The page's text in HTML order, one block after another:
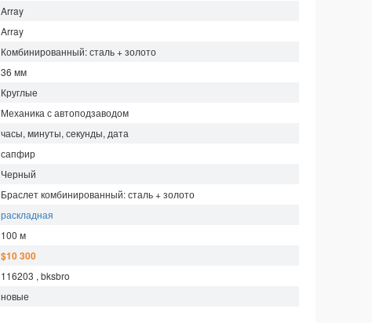
Array
Array
Комбинированный: сталь + золото
36 мм
Круглые
Механика с автоподзаводом
часы, минуты, секунды, дата
сапфир
Черный
Браслет комбинированный: сталь + золото
раскладная
100 м
$10 300
116203 , bksbro
новые